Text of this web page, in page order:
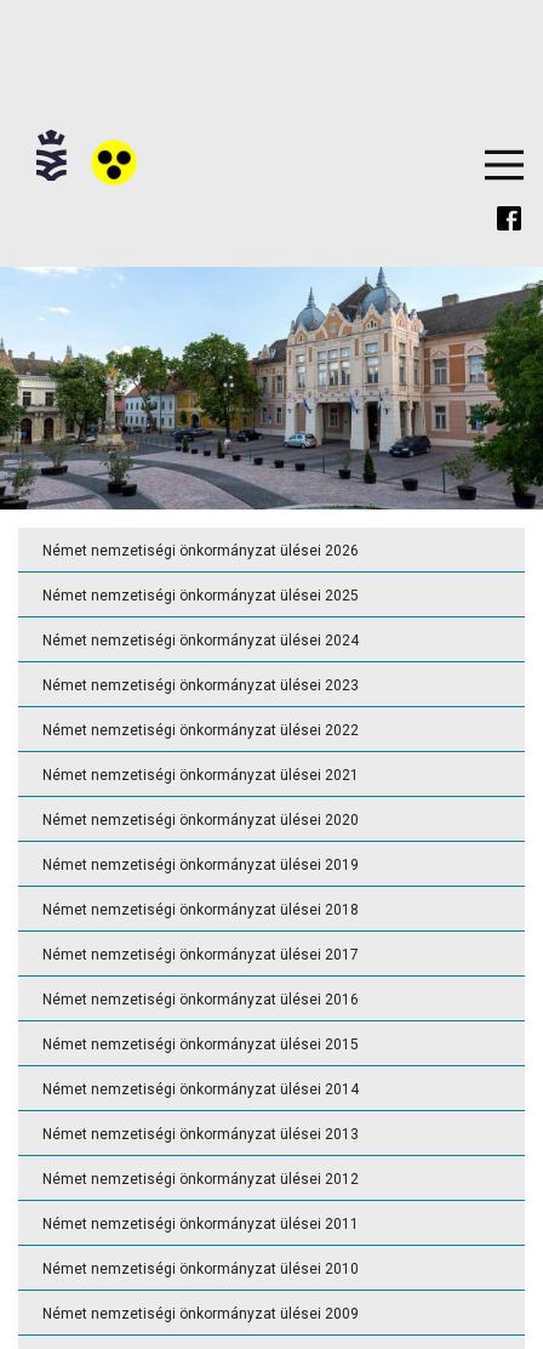
Német nemzetiségi önkormányzat ülései 2026
Német nemzetiségi önkormányzat ülései 2025
Német nemzetiségi önkormányzat ülései 2024
Német nemzetiségi önkormányzat ülései 2023
Német nemzetiségi önkormányzat ülései 2022
Német nemzetiségi önkormányzat ülései 2021
Német nemzetiségi önkormányzat ülései 2020
Német nemzetiségi önkormányzat ülései 2019
Német nemzetiségi önkormányzat ülései 2018
Német nemzetiségi önkormányzat ülései 2017
Német nemzetiségi önkormányzat ülései 2016
Német nemzetiségi önkormányzat ülései 2015
Német nemzetiségi önkormányzat ülései 2014
Német nemzetiségi önkormányzat ülései 2013
Német nemzetiségi önkormányzat ülései 2012
Német nemzetiségi önkormányzat ülései 2011
Német nemzetiségi önkormányzat ülései 2010
Német nemzetiségi önkormányzat ülései 2009